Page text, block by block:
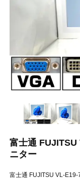
富士通
ニター
富士通 FUJITSU VL-